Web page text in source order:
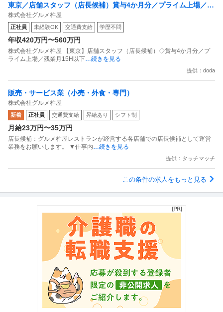
東京／店舗スタッフ（店長候補）賞与4か月分／プライム上場／残
業月15H以下／新店オープン多数
株式会社グルメ杵屋
正社員 未経験OK 交通費支給 学歴不問
年収420万円〜560万円
株式会社グルメ杵屋 【東京】店舗スタッフ（店長候補）◇賞与4か月分／プ
ライム上場／残業月15H以下 …続きを見る
提供：doda
販売・サービス業（小売・外食・専門）
株式会社グルメ杵屋
新着 正社員 交通費支給 昇給あり シフト制
月給23万円〜35万円
店長候補：グルメ杵屋レストランが経営する各店舗での店長候補として運営
業務をお願いします。 ▼仕事内 …続きを見る
提供：タッチマッチ
この条件の求人をもっと見る